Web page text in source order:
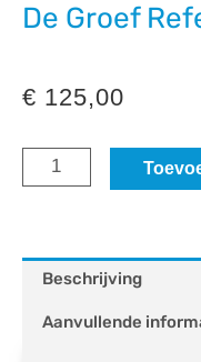
De Groef
€ 125,00
aantal
Beschrijving
Aanvullende